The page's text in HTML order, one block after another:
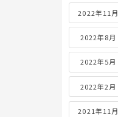
2022年11月
2022年8月
2022年5月
2022年2月
2021年11月